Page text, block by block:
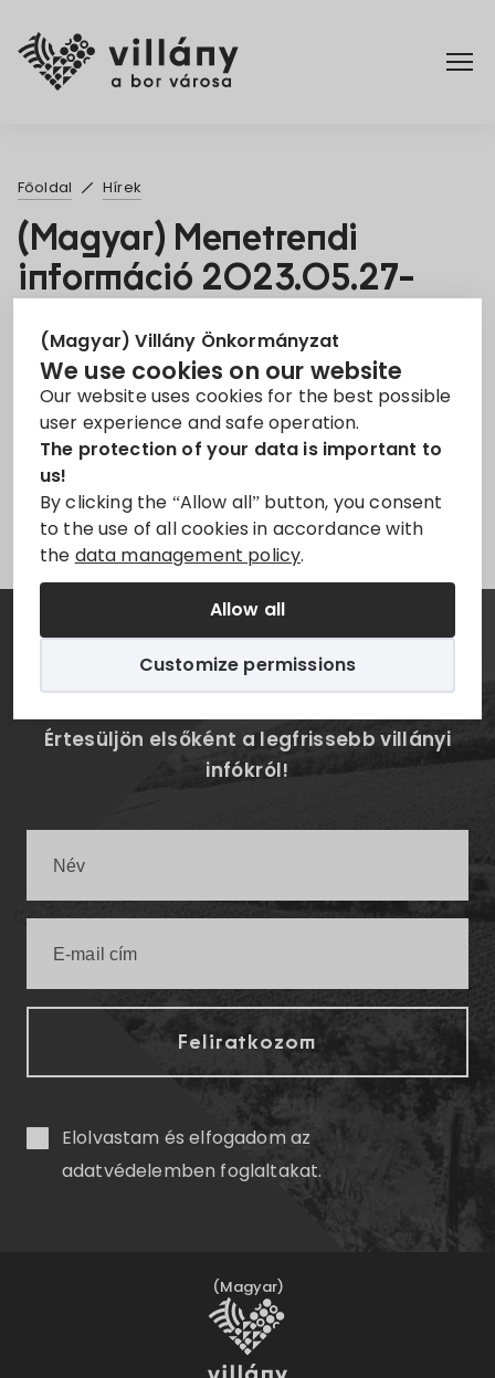
(Magyar) Villány Önkormányzat
We use cookies on our website
Our website uses cookies for the best possible
user experience and safe operation.
The protection of your data is important to
us!
By clicking the “Allow all” button, you consent
to the use of all cookies in accordance with
the data management policy.
Allow all
Customize permissions
Rendelettár
Turizmus
Főoldal Hírek
(Magyar) Menetrendi
információ 2023.05.27-
25. Apr 2023
Pünkösdi Nyitott Pincék
tájékoztató
Sorry, this entry is only available inMagyar.
Hírlevél
Értesüljön elsőként a legfrissebb villányi
infókról!
Elolvastam és elfogadom az
adatvédelemben foglaltakat.
(Magyar)